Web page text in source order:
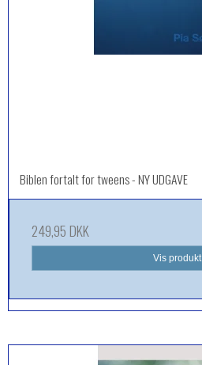
Biblen fortalt for tweens - NY UDGAVE
249,95 DKK
Vis produkt